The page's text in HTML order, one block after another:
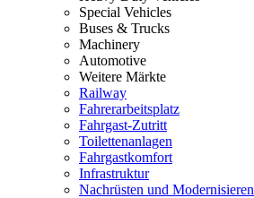
Special Vehicles
Buses & Trucks
Machinery
Automotive
Weitere Märkte
Railway
Fahrerarbeitsplatz
Fahrgast-Zutritt
Toilettenanlagen
Fahrgastkomfort
Infrastruktur
Nachrüsten und Modernisieren